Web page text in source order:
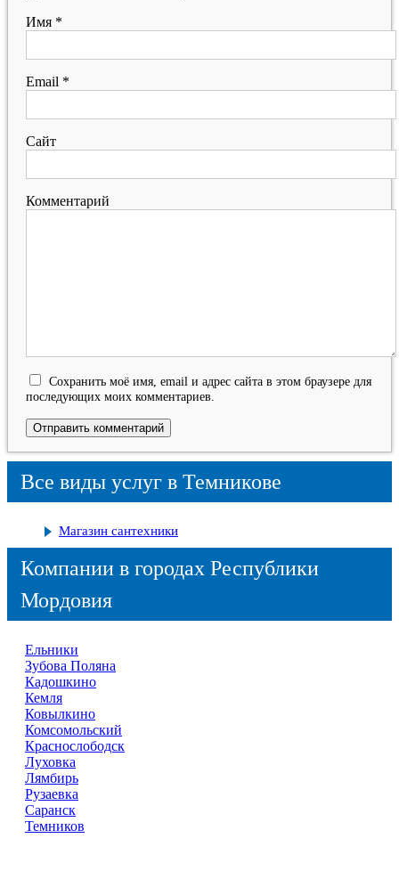
Имя *
Email *
Сайт
Комментарий
Сохранить моё имя, email и адрес сайта в этом браузере для
последующих моих комментариев.
Все виды услуг в Темникове
Магазин сантехники
Компании в городах Республики
Мордовия
Ельники
Зубова Поляна
Кадошкино
Кемля
Ковылкино
Комсомольский
Краснослободск
Луховка
Лямбирь
Рузаевка
Саранск
Темников